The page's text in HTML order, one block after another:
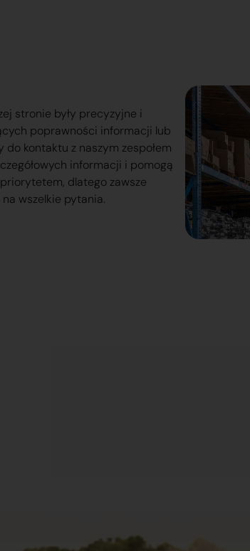
stronie były precyzyjne i
poprawności informacji lub
kontaktu z naszym zespołem
informacji i pomogą
dlatego zawsze
wszelkie pytania.